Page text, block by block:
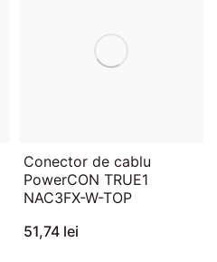
Conector de cablu
PowerCON TRUE1
NAC3FX-W-TOP
51,74 lei